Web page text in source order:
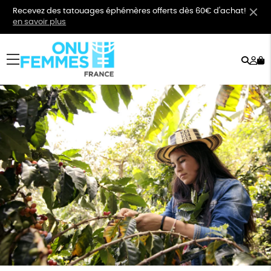
Recevez des tatouages éphémères offerts dès 60€ d'achat!
en savoir plus
menu